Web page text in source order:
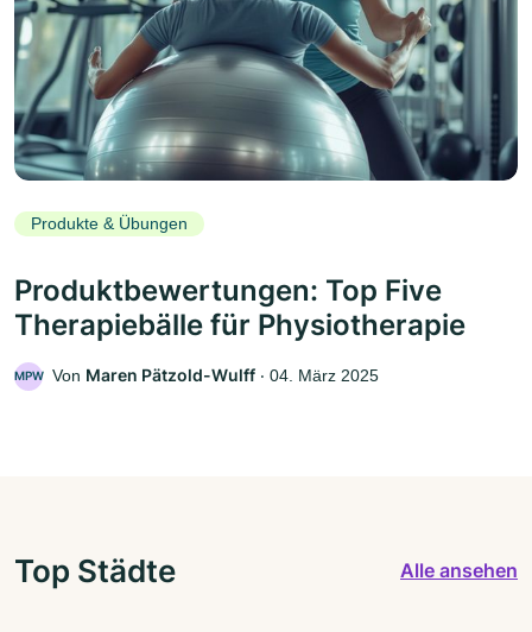
Produkte & Übungen
Produktbewertungen: Top Five
Therapiebälle für Physiotherapie
MPW Von Maren Pätzold-Wulff ‧ 04. März 2025
Top Städte Alle ansehen